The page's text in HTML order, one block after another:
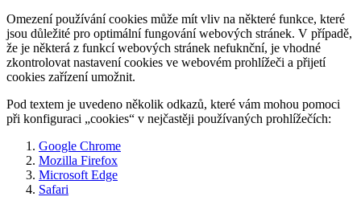
Omezení používání cookies může mít vliv na některé funkce, které
jsou důležité pro optimální fungování webových stránek. V případě,
že je některá z funkcí webových stránek nefuknční, je vhodné
zkontrolovat nastavení cookies ve webovém prohlížeči a přijetí
cookies zařízení umožnit.
Pod textem je uvedeno několik odkazů, které vám mohou pomoci
při konfiguraci „cookies“ v nejčastěji používaných prohlížečích:
Google Chrome
Mozilla Firefox
Microsoft Edge
Safari